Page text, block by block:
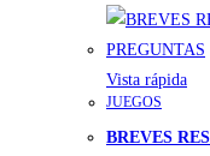
Vista rápida
JUEGOS
BREVES